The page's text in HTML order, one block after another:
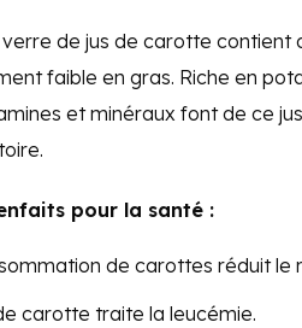
de jus de carotte contient
faible en gras. Riche en
et minéraux font de ce
pour la santé :
de carottes réduit le
carotte traite la leucémie.